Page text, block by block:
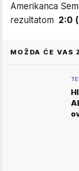
Amerikanca
rezultatom 2:0
MOŽDA ĆE VAS